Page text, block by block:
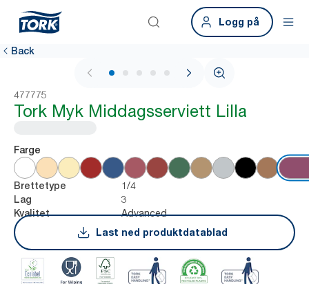
Logg på
Back
1 / 6
477775
Tork Myk Middagsserviett Lilla
Farge
Brettetype 1/4
Lag 3
Kvalitet
Advanced
Last ned produktdatablad